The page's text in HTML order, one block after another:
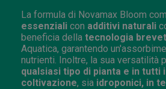
La formula di Novamax Bloom
essenziali con additivi naturali
beneficia della tecnologia
Aquatica, garantendo
nutrienti. Inoltre, la sua versatilità
qualsiasi tipo di pianta e in tutti
coltivazione, sia idroponici, in